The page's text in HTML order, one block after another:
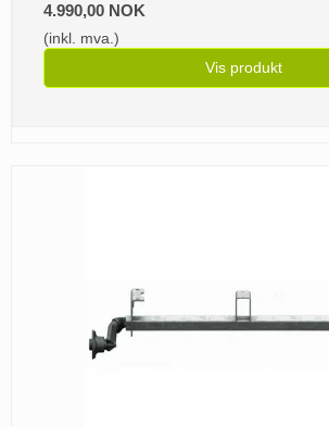
4.990,00 NOK
(inkl. mva.)
Vis produkt